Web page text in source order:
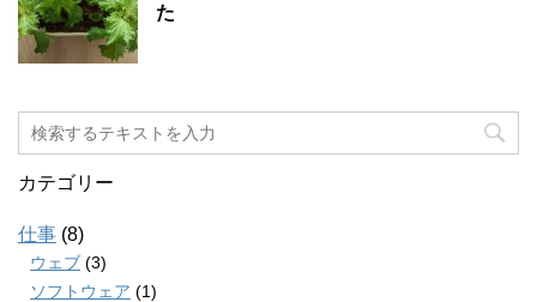
た
カテゴリー
仕事 (8)
ウェブ (3)
ソフトウェア (1)